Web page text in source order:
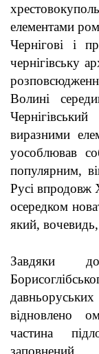
елементами
Чернігові і
чернігівську
Волині
виразними
уособлював
популярним,
Русі впродовж
осередком
який,
Завдяки
відновлено
частина
заповнений